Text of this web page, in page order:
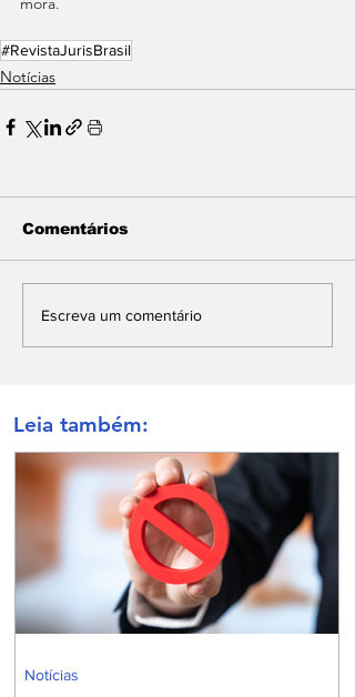
#RevistaJurisBrasil
Notícias
Comentários
Escreva um comentário
Leia também:
Notícias